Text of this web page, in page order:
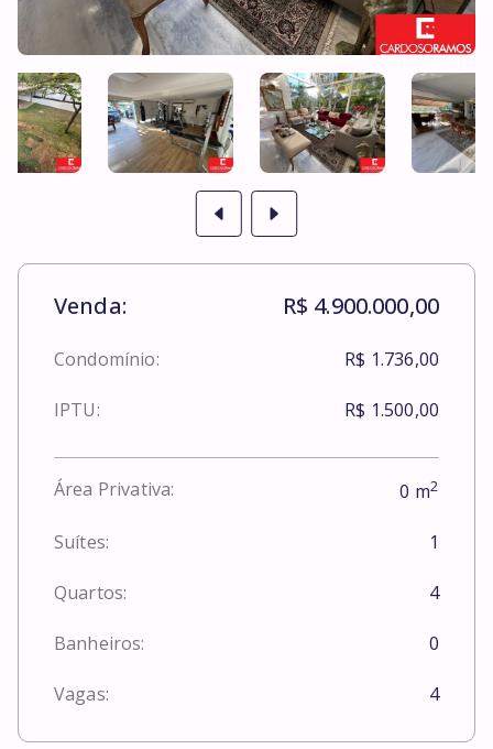
Venda: R$ 4.900.000,00
Condomínio: R$ 1.736,00
IPTU: R$ 1.500,00
Área Privativa: 0 m2
Suítes: 1
Quartos: 4
Banheiros: 0
Vagas: 4